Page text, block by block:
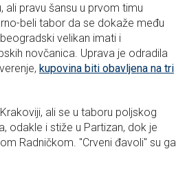
ali pravu šansu u prvom timu
beli tabor da se dokaže među
velikan imati i
novčanica. Uprava je odradila
kupovina biti obavljena na tri
ali se u taboru poljskog
odakle i stiže u Partizan, dok je
Radničkom. "Crveni đavoli" su ga